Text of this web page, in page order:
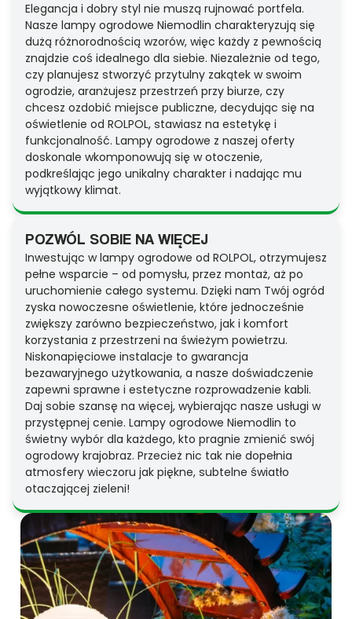
Elegancja i dobry styl nie muszą rujnować portfela.
Nasze lampy ogrodowe Niemodlin charakteryzują się
dużą różnorodnością wzorów, więc każdy z pewnością
znajdzie coś idealnego dla siebie. Niezależnie od tego,
czy planujesz stworzyć przytulny zakątek w swoim
ogrodzie, aranżujesz przestrzeń przy biurze, czy
chcesz ozdobić miejsce publiczne, decydując się na
oświetlenie od ROLPOL, stawiasz na estetykę i
funkcjonalność. Lampy ogrodowe z naszej oferty
doskonale wkomponowują się w otoczenie,
podkreślając jego unikalny charakter i nadając mu
wyjątkowy klimat.
POZWÓL SOBIE NA WIĘCEJ
Inwestując w lampy ogrodowe od ROLPOL, otrzymujesz
pełne wsparcie – od pomysłu, przez montaż, aż po
uruchomienie całego systemu. Dzięki nam Twój ogród
zyska nowoczesne oświetlenie, które jednocześnie
zwiększy zarówno bezpieczeństwo, jak i komfort
korzystania z przestrzeni na świeżym powietrzu.
Niskonapięciowe instalacje to gwarancja
bezawaryjnego użytkowania, a nasze doświadczenie
zapewni sprawne i estetyczne rozprowadzenie kabli.
Daj sobie szansę na więcej, wybierając nasze usługi w
przystępnej cenie. Lampy ogrodowe Niemodlin to
świetny wybór dla każdego, kto pragnie zmienić swój
ogrodowy krajobraz. Przecież nic tak nie dopełnia
atmosfery wieczoru jak piękne, subtelne światło
otaczającej zieleni!